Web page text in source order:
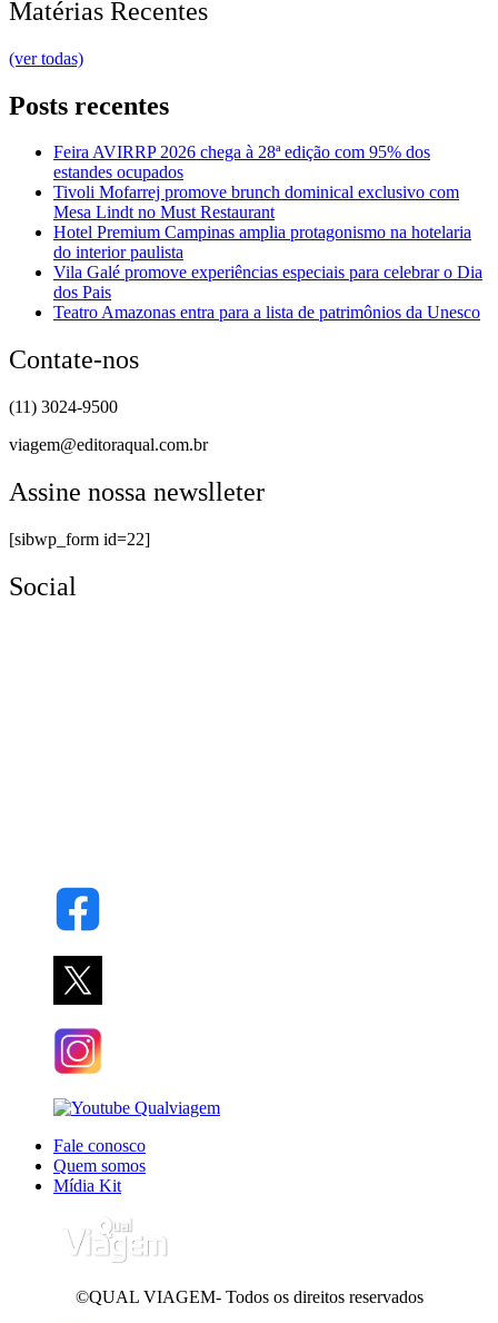
Matérias Recentes
(ver todas)
Posts recentes
Feira AVIRRP 2026 chega à 28ª edição com 95% dos
estandes ocupados
Tivoli Mofarrej promove brunch dominical exclusivo com
Mesa Lindt no Must Restaurant
Hotel Premium Campinas amplia protagonismo na hotelaria
do interior paulista
Vila Galé promove experiências especiais para celebrar o Dia
dos Pais
Teatro Amazonas entra para a lista de patrimônios da Unesco
Contate-nos
(11) 3024-9500
viagem@editoraqual.com.br
Assine nossa newslleter
[sibwp_form id=22]
Social
Fale conosco
Quem somos
Mídia Kit
©QUAL VIAGEM- Todos os direitos reservados